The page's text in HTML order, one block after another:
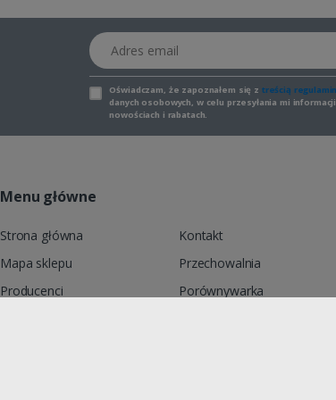
Adres email
Oświadczam, że zapoznałem się z treścią
danych osobowych, w celu przesyłania mi
nowościach i rabatach.
Menu główne
Strona główna
Mapa sklepu
Producenci
Kontakt
Przechowalnia
Porównywarka